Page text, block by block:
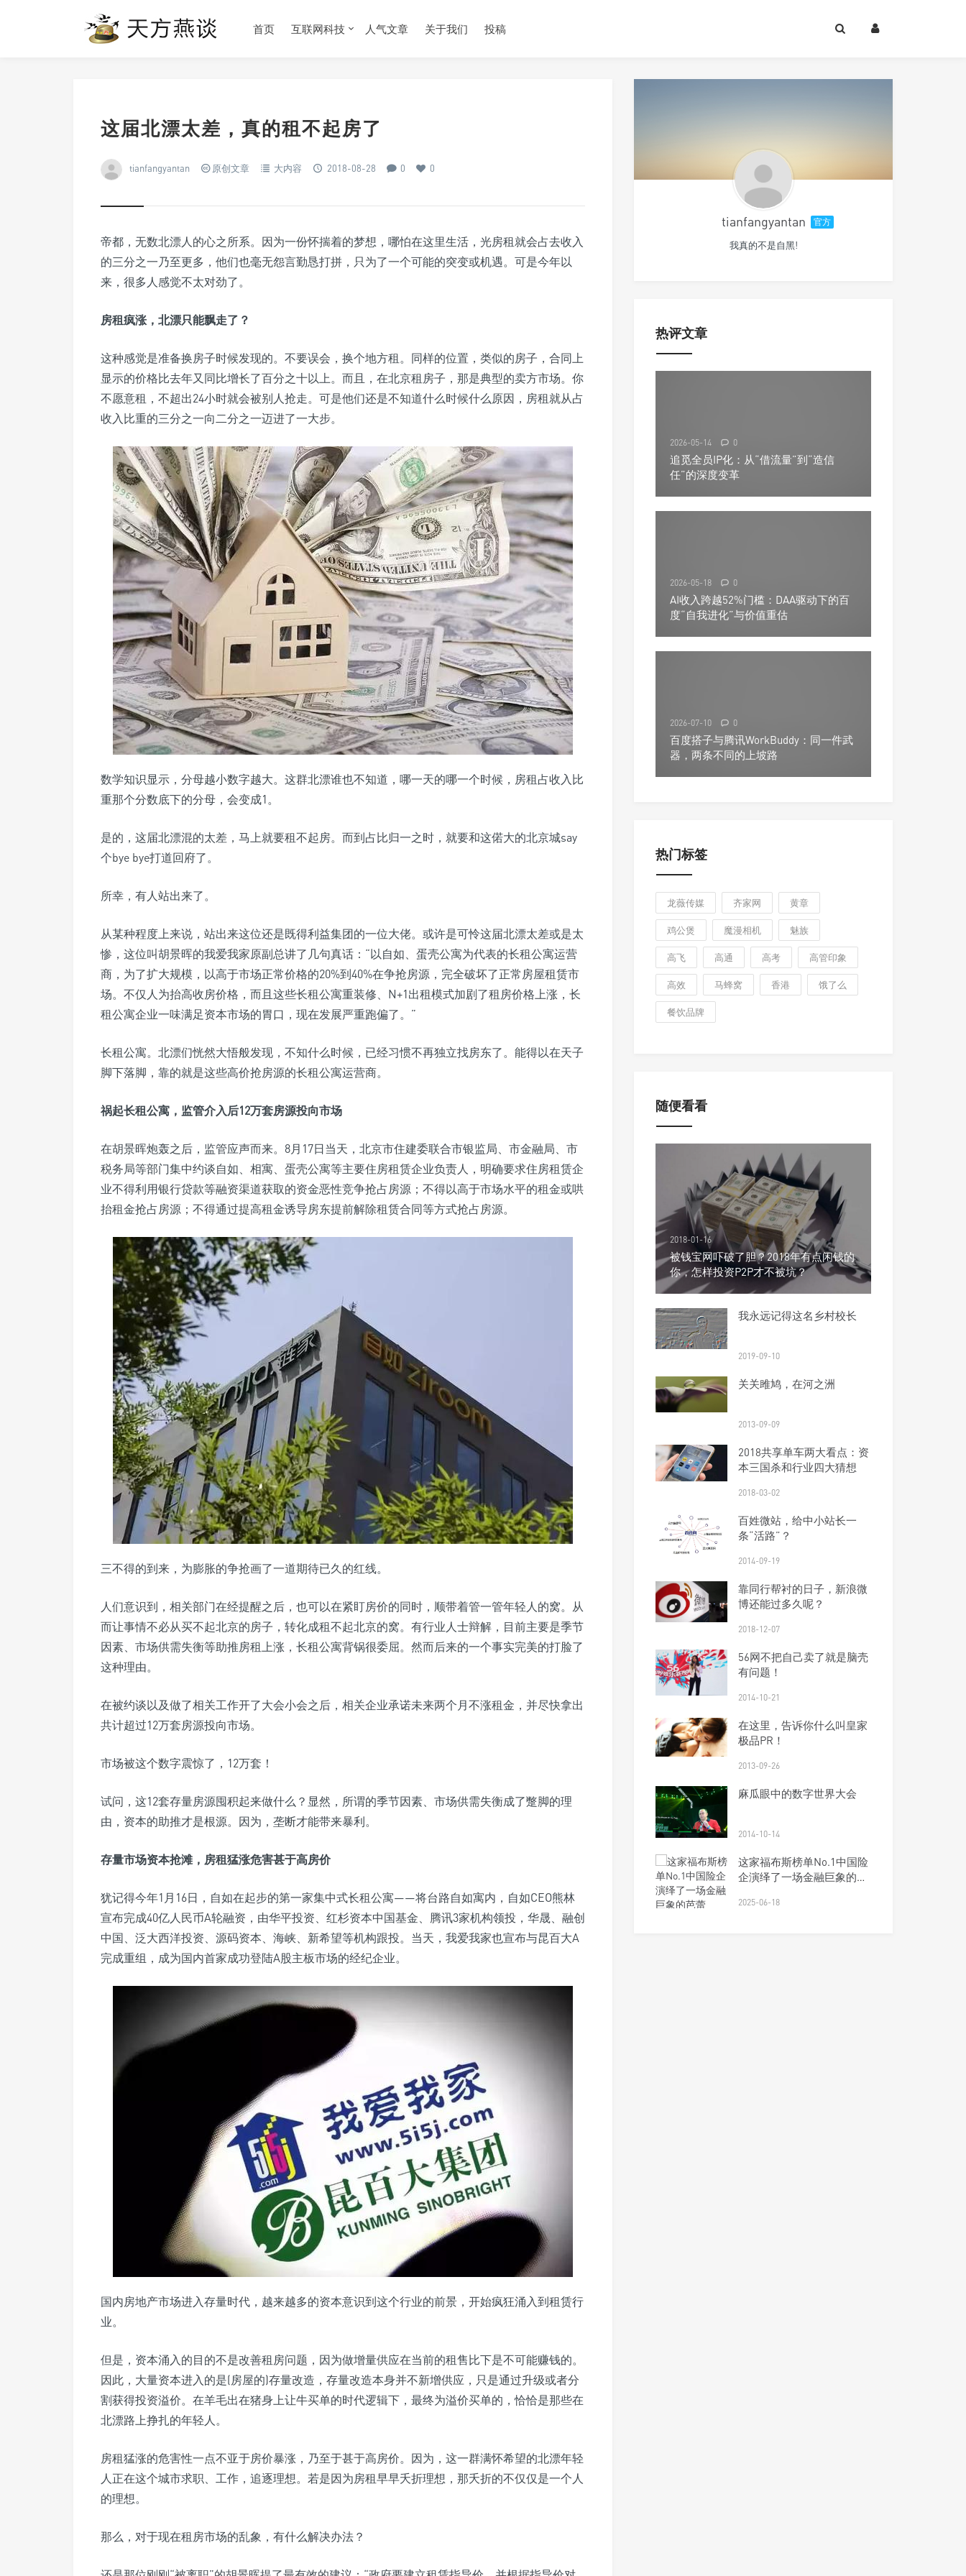
首页 互联网科技 人气文章 关于我们 投稿
这届北漂太差，真的租不起房了
tianfangyantan 原创文章 大内容 2018-08-28 0 0
帝都，无数北漂人的心之所系。因为一份怀揣着的梦想，哪怕在这里生活，光房租就会占去收入
的三分之一乃至更多，他们也毫无怨言勤恳打拼，只为了一个可能的突变或机遇。可是今年以
来，很多人感觉不太对劲了。
房租疯涨，北漂只能飘走了？
这种感觉是准备换房子时候发现的。不要误会，换个地方租。同样的位置，类似的房子，合同上
显示的价格比去年又同比增长了百分之十以上。而且，在北京租房子，那是典型的卖方市场。你
不愿意租，不超出24小时就会被别人抢走。可是他们还是不知道什么时候什么原因，房租就从占
收入比重的三分之一向二分之一迈进了一大步。
数学知识显示，分母越小数字越大。这群北漂谁也不知道，哪一天的哪一个时候，房租占收入比
重那个分数底下的分母，会变成1。
是的，这届北漂混的太差，马上就要租不起房。而到占比归一之时，就要和这偌大的北京城say
个bye bye打道回府了。
所幸，有人站出来了。
从某种程度上来说，站出来这位还是既得利益集团的一位大佬。或许是可怜这届北漂太差或是太
惨，这位叫胡景晖的我爱我家原副总讲了几句真话：“以自如、蛋壳公寓为代表的长租公寓运营
商，为了扩大规模，以高于市场正常价格的20%到40%在争抢房源，完全破坏了正常房屋租赁市
场。不仅人为抬高收房价格，而且这些长租公寓重装修、N+1出租模式加剧了租房价格上涨，长
租公寓企业一味满足资本市场的胃口，现在发展严重跑偏了。”
长租公寓。北漂们恍然大悟般发现，不知什么时候，已经习惯不再独立找房东了。能得以在天子
脚下落脚，靠的就是这些高价抢房源的长租公寓运营商。
祸起长租公寓，监管介入后12万套房源投向市场
在胡景晖炮轰之后，监管应声而来。8月17日当天，北京市住建委联合市银监局、市金融局、市
税务局等部门集中约谈自如、相寓、蛋壳公寓等主要住房租赁企业负责人，明确要求住房租赁企
业不得利用银行贷款等融资渠道获取的资金恶性竞争抢占房源；不得以高于市场水平的租金或哄
抬租金抢占房源；不得通过提高租金诱导房东提前解除租赁合同等方式抢占房源。
三不得的到来，为膨胀的争抢画了一道期待已久的红线。
人们意识到，相关部门在经提醒之后，也可以在紧盯房价的同时，顺带着管一管年轻人的窝。从
而让事情不必从买不起北京的房子，转化成租不起北京的窝。有行业人士辩解，目前主要是季节
因素、市场供需失衡等助推房租上涨，长租公寓背锅很委屈。然而后来的一个事实完美的打脸了
这种理由。
在被约谈以及做了相关工作开了大会小会之后，相关企业承诺未来两个月不涨租金，并尽快拿出
共计超过12万套房源投向市场。
市场被这个数字震惊了，12万套！
试问，这12套存量房源囤积起来做什么？显然，所谓的季节因素、市场供需失衡成了蹩脚的理
由，资本的助推才是根源。因为，垄断才能带来暴利。
存量市场资本抢滩，房租猛涨危害甚于高房价
犹记得今年1月16日，自如在起步的第一家集中式长租公寓——将台路自如寓内，自如CEO熊林
宣布完成40亿人民币A轮融资，由华平投资、红杉资本中国基金、腾讯3家机构领投，华晟、融创
中国、泛大西洋投资、源码资本、海峡、新希望等机构跟投。当天，我爱我家也宣布与昆百大A
完成重组，成为国内首家成功登陆A股主板市场的经纪企业。
国内房地产市场进入存量时代，越来越多的资本意识到这个行业的前景，开始疯狂涌入到租赁行
业。
但是，资本涌入的目的不是改善租房问题，因为做增量供应在当前的租售比下是不可能赚钱的。
因此，大量资本进入的是(房屋的)存量改造，存量改造本身并不新增供应，只是通过升级或者分
割获得投资溢价。在羊毛出在猪身上让牛买单的时代逻辑下，最终为溢价买单的，恰恰是那些在
北漂路上挣扎的年轻人。
房租猛涨的危害性一点不亚于房价暴涨，乃至于甚于高房价。因为，这一群满怀希望的北漂年轻
人正在这个城市求职、工作，追逐理想。若是因为房租早早夭折理想，那夭折的不仅仅是一个人
的理想。
那么，对于现在租房市场的乱象，有什么解决办法？
tianfangyantan 官方
我真的不是自黑!
热评文章
2026-05-14 0
追觅全员IP化：从“借流量”到“造信
任”的深度变革
2026-05-18 0
AI收入跨越52%门槛：DAA驱动下的百
度“自我进化”与价值重估
2026-07-10 0
百度搭子与腾讯WorkBuddy：同一件武
器，两条不同的上坡路
热门标签
龙薇传媒 齐家网 黄章
鸡公煲 魔漫相机 魅族
高飞 高通 高考 高管印象
高效 马蜂窝 香港 饿了么
餐饮品牌
随便看看
2018-01-16
被钱宝网吓破了胆？2018年有点闲钱的
你，怎样投资P2P才不被坑？
我永远记得这名乡村校长
2019-09-10
关关雎鸠，在河之洲
2013-09-09
2018共享单车两大看点：资
本三国杀和行业四大猜想
2018-03-02
百姓微站，给中小站长一
条“活路”？
2014-09-19
靠同行帮衬的日子，新浪微
博还能过多久呢？
2018-12-07
56网不把自己卖了就是脑壳
有问题！
2014-10-21
在这里，告诉你什么叫皇家
极品PR！
2013-09-26
麻瓜眼中的数字世界大会
2014-10-14
这家福布斯榜单No.1中国险
企演绎了一场金融巨象的芭
2025-06-18